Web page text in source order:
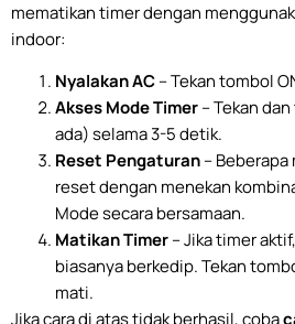
mematikan timer dengan
indoor:
Nyalakan AC– Tekan tombol
Akses Mode Timer– Tekan
ada) selama 3-5 detik.
Reset Pengaturan–
reset dengan menekan
Mode secara bersamaan.
Matikan Timer– Jika timer
biasanya berkedip. Tekan
mati.